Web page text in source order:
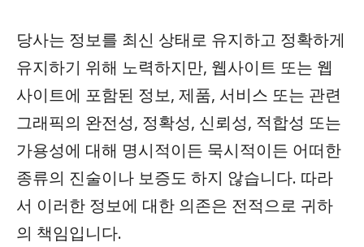
당사는 정보를 최신 상태로 유지하고 정확하게
유지하기 위해 노력하지만, 웹사이트 또는 웹
사이트에 포함된 정보, 제품, 서비스 또는 관련
그래픽의 완전성, 정확성, 신뢰성, 적합성 또는
가용성에 대해 명시적이든 묵시적이든 어떠한
종류의 진술이나 보증도 하지 않습니다. 따라
서 이러한 정보에 대한 의존은 전적으로 귀하
의 책임입니다.